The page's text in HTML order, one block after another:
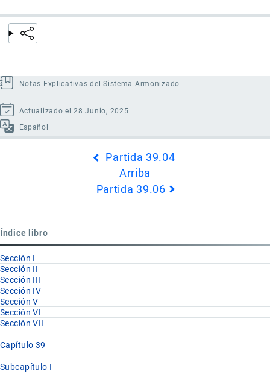
Notas Explicativas del Sistema Armonizado
Actualizado el 28 Junio, 2025
Español
Partida 39.04
Arriba
Partida 39.06
Índice libro
Sección I
Sección II
Sección III
Sección IV
Sección V
Sección VI
Sección VII
Capítulo 39
Subcapítulo I